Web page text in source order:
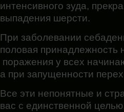
интенсивного зуда,
выпадения шерсти.
При заболевании
половая принадлежность
поражения у всех
а при запущенности
Все эти непонятные и
вас с единственной